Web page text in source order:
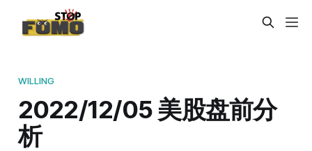
WILLING
2022/12/05 美股盘前分
析